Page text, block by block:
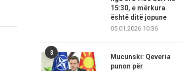
15:30, e mërkura
është ditë jopune
05.01.2026 10:36
3
Mucunski: Qeveria
punon për